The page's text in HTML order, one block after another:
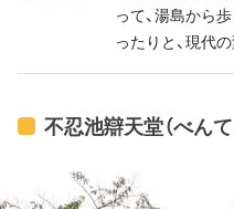
って、湯島から歩きます。 実は数分
ったりと、現代
も、誰かと話し
不忍池辯天堂（べんて